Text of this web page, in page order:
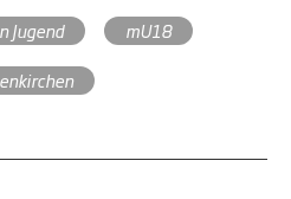
Jugend
mU18